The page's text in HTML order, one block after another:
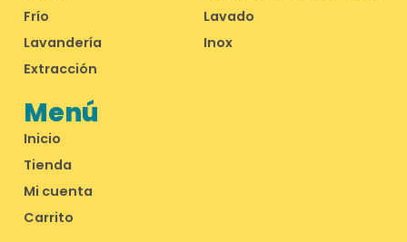
Menú
Inicio
Tienda
Mi cuenta
Carrito
Frío
Lavado
Lavandería
Inox
Extracción